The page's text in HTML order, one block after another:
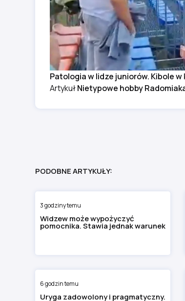
Patologia w lidze juniorów. Kibole
ArtykułNietypowe hobby
PODOBNE ARTYKUŁY:
3 godziny temu
Widzew może wypożyczyć
pomocnika. Stawia jednak warunek
6 godzin temu
Uryga zadowolony i pragmatyczny.